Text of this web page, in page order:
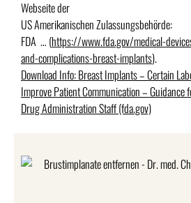
Webseite der
US Amerikanischen Zulassungsbehörde:
FDA … (https://www.fda.gov/medical-
and-complications-breast-implants).
Download Info: Breast Implants – Certain
Improve Patient Communication – Guidance
Drug Administration Staff (fda.gov)